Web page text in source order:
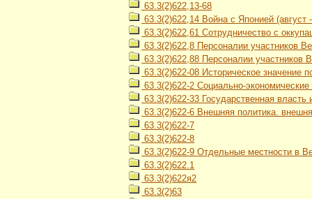
63.3(2)622,13-68
63.3(2)622,14 Война с Японией (август
63.3(2)622,61 Сотрудничество с
63.3(2)622,8 Персоналии участников
63.3(2)622,88 Персоналии участников
63.3(2)622-08 Историческое значение
63.3(2)622-2 Социально-
63.3(2)622-33 Государственная
63.3(2)622-6 Внешняя политика.
63.3(2)622-7
63.3(2)622-8
63.3(2)622-9 Отдельные местности в
63.3(2)622.1
63.3(2)622я2
63.3(2)63